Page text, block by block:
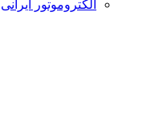
الکتروموتور ایرانی